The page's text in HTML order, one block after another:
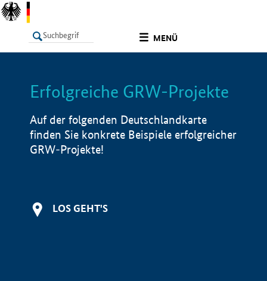
MENÜ
LISTE Info
Erfolgreiche GRW-Projekte
Auf der folgenden Deutschlandkarte
finden Sie konkrete Beispiele erfolgreicher
GRW-Projekte!
LOS GEHT'S